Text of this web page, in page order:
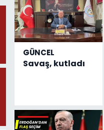
GÜNCEL
Savaş, kutladı